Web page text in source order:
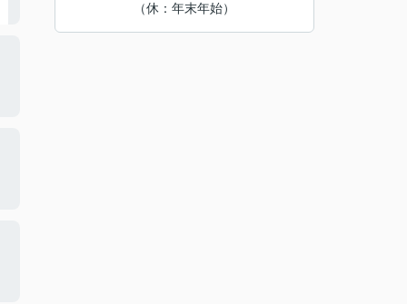
（休：年末年始）